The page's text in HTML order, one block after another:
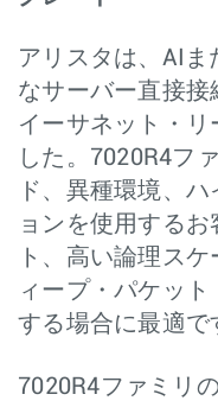
アリスタは、AIま
なサーバー直接接
イーサネット・リ
した。7020R4フ
ド、異種環境、
ョンを使用する
ト、高い論理ス
ィープ・パケッ
する場合に最適で
7020R4ファミリ